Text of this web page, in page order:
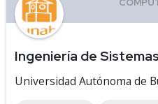
Ingeniería de
Universidad Autónoma de